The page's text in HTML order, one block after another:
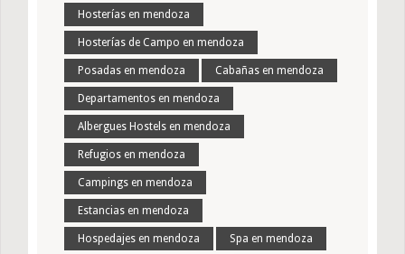
Hosterías en mendoza
Hosterías de Campo en mendoza
Posadas en mendoza Cabañas en mendoza
Departamentos en mendoza
Albergues Hostels en mendoza
Refugios en mendoza
Campings en mendoza
Estancias en mendoza
Hospedajes en mendoza Spa en mendoza